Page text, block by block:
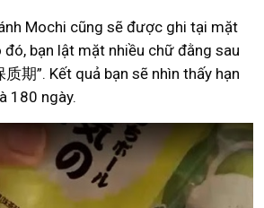
Mochi cũng sẽ được ghi tại mặt
đó, bạn lật mặt nhiều chữ đằng sau
期”. Kết quả bạn sẽ nhìn thấy hạn
180 ngày.